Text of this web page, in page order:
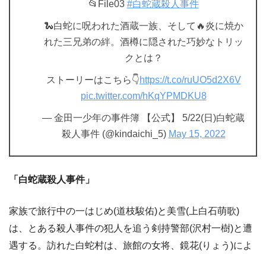
📂File03 #白蛇蔵殺人事件
🐍白蛇に呪われた酒蔵一族、そして🔥炎に焼か
れた三兄弟の絆。酒樽に隠された巧妙なトリッ
クとは？
ストーリーはこちら👇https://t.co/ruUO5d2X6V
pic.twitter.com/hKqYPMDKU8
— 金田一少年の事件簿 【公式】 5/22(日)白蛇蔵
殺人事件 (@kindaichi_5) May 15, 2022
「白蛇蔵殺人事件」
家族で旅行中の一はじめ(道枝駿佑)と美雪(上白石萌歌)
は、とある殺人事件の犯人を追う剣持警部(沢村一樹)と遭
遇する。訪れた白蛇村は、旅館の女将、鏡花(りょう)によ